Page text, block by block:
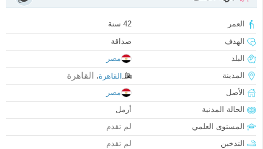
العمر
42 سنة
الهدف
صداقة
البلد
مصر
المدينة
القاهرة، القاهرة
الأصل
مصر
الحالة المدنية
أرمل
المستوى العلمي
لم تقدم
التدخين
لم تقدم